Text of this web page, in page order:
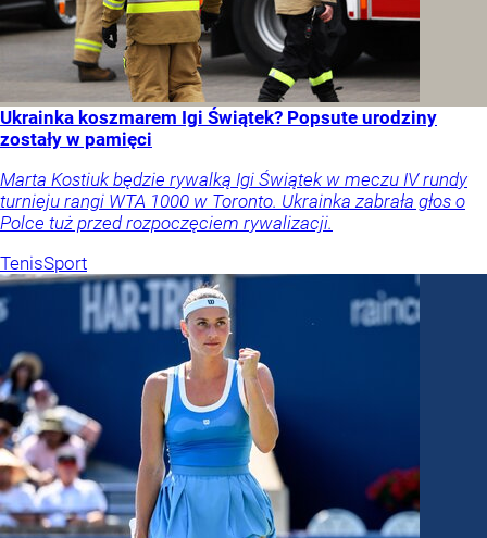
Ukrainka koszmarem Igi Świątek? Popsute urodziny
zostały w pamięci
Marta Kostiuk będzie rywalką Igi Świątek w meczu IV rundy
turnieju rangi WTA 1000 w Toronto. Ukrainka zabrała głos o
Polce tuż przed rozpoczęciem rywalizacji.
TenisSport